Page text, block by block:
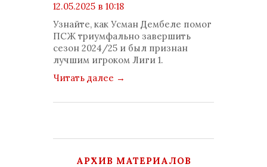
12.05.2025 в 10:18
просмотров: 2300
комментариев: 0
Узнайте, как Усман Дембеле помог
ПСЖ триумфально завершить
сезон 2024/25 и был признан
лучшим игроком Лиги 1.
Читать далее →
АРХИВ МАТЕРИАЛОВ